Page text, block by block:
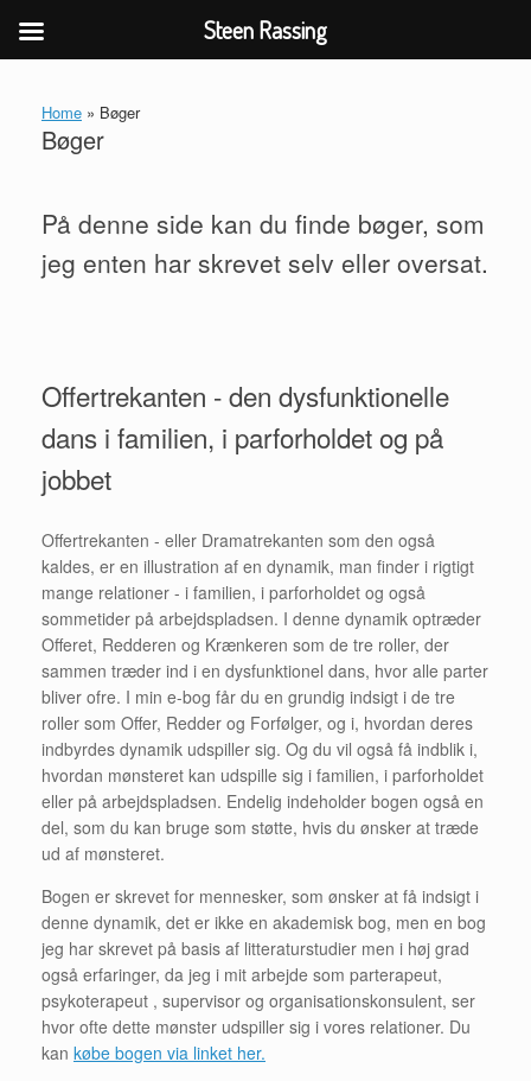
indholdHome » Bøger
Bøger
På denne side kan du finde bøger, som
jeg enten har skrevet selv eller oversat.
Offertrekanten - den dysfunktionelle
dans i familien, i parforholdet og på
jobbet
Offertrekanten - eller Dramatrekanten som den også
kaldes, er en illustration af en dynamik, man finder i rigtigt
mange relationer - i familien, i parforholdet og også
sommetider på arbejdspladsen. I denne dynamik optræder
Offeret, Redderen og Krænkeren som de tre roller, der
sammen træder ind i en dysfunktionel dans, hvor alle parter
bliver ofre. I min e-bog får du en grundig indsigt i de tre
roller som Offer, Redder og Forfølger, og i, hvordan deres
indbyrdes dynamik udspiller sig. Og du vil også få indblik i,
hvordan mønsteret kan udspille sig i familien, i parforholdet
eller på arbejdspladsen. Endelig indeholder bogen også en
del, som du kan bruge som støtte, hvis du ønsker at træde
ud af mønsteret.
Bogen er skrevet for mennesker, som ønsker at få indsigt i
denne dynamik, det er ikke en akademisk bog, men en bog
jeg har skrevet på basis af litteraturstudier men i høj grad
også erfaringer, da jeg i mit arbejde som parterapeut,
psykoterapeut , supervisor og organisationskonsulent, ser
hvor ofte dette mønster udspiller sig i vores relationer. Du
kan købe bogen via linket her.
Steen Rassing